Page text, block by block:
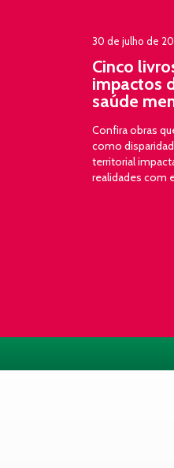
30 de julho de
Cinco
impactos
saúde
Confira obras
como
territorial
realidades com